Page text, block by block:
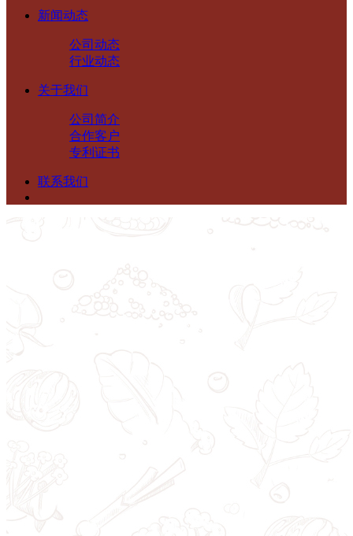
新闻动态
公司动态
行业动态
关于我们
公司简介
合作客户
专利证书
联系我们